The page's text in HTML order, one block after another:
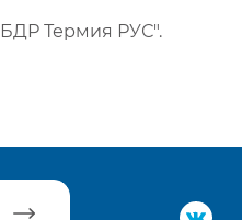
Термия РУС".